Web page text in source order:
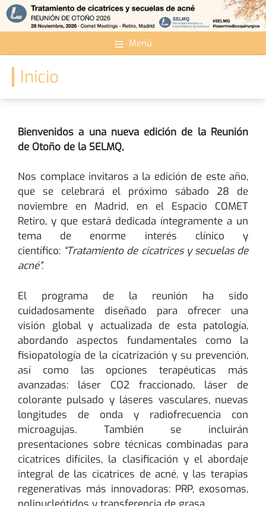
Saltar
al
Menú
Inicio
Bienvenidos a una nueva edición de la Reunión
de Otoño de la SELMQ,
Nos complace invitaros a la edición de este año,
que se celebrará el próximo sábado 28 de
noviembre en Madrid, en el Espacio COMET
Retiro, y que estará dedicada íntegramente a un
tema de enorme interés clínico y
científico: “Tratamiento de cicatrices y secuelas de
acné”.
El programa de la reunión ha sido
cuidadosamente diseñado para ofrecer una
visión global y actualizada de esta patología,
abordando aspectos fundamentales como la
fisiopatología de la cicatrización y su prevención,
así como las opciones terapéuticas más
avanzadas: láser CO2 fraccionado, láser de
colorante pulsado y láseres vasculares, nuevas
longitudes de onda y radiofrecuencia con
microagujas. También se incluirán
presentaciones sobre técnicas combinadas para
cicatrices difíciles, la clasificación y el abordaje
integral de las cicatrices de acné, y las terapias
regenerativas más innovadoras: PRP, exosomas,